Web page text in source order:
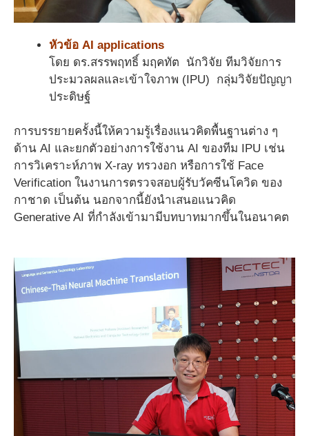
หัวข้อ AI applications
โดย ดร.สรรพฤทธิ์ มฤคทัต นักวิจัย ทีมวิจัยการ
ประมวลผลและเข้าใจภาพ (IPU) กลุ่มวิจัยปัญญา
ประดิษฐ์
การบรรยายครั้งนี้ให้ความรู้เรื่องแนวคิดพื้นฐานต่าง ๆ
ด้าน AI และยกตัวอย่างการใช้งาน AI ของทีม IPU เช่น
การวิเคราะห์ภาพ X-ray ทรวงอก หรือการใช้ Face
Verification ในงานการตรวจสอบผู้รับวัคซีนโควิด ของ
กาชาด เป็นต้น นอกจากนี้ยังนำเสนอแนวคิด
Generative AI ที่กำลังเข้ามามีบทบาทมากขึ้นในอนาคต